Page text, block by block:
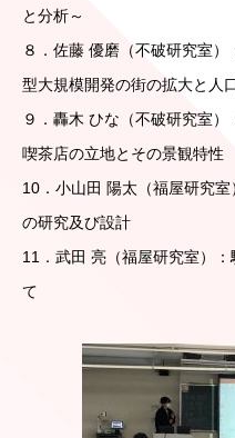
と分析～
８．佐藤 優磨（不破研究室
型大規模開発の街の拡大と人
９．轟木 ひな（不破研究室）
喫茶店の立地とその景観特性
10．小山田 陽太（福屋研究
の研究及び設計
11．武田 亮（福屋研究室）
て